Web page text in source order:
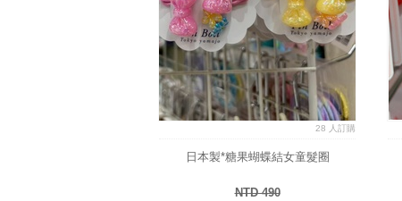
28 人訂購
日本製*糖果蝴蝶結女童髮圈
NTD 490